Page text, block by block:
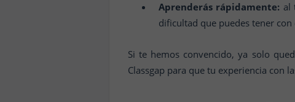
Aprenderás rápidamente: al
dificultad que puedes tener
Si te hemos convencido, ya solo
Classgap para que tu experiencia con